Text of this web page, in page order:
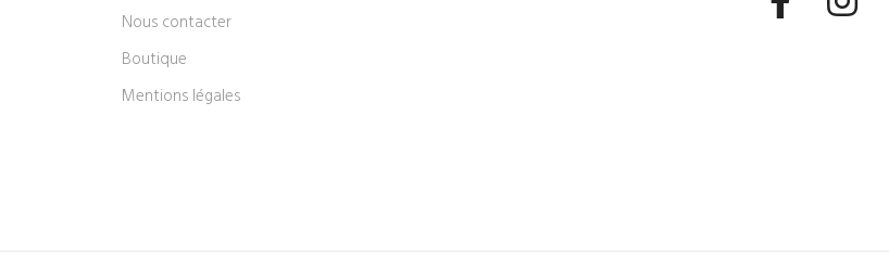
Nous contacter
Boutique
Mentions légales